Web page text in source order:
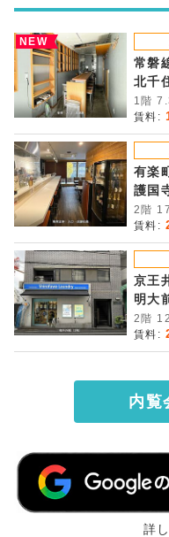
NEW
常磐
1
賃料:
有楽
2
賃料:
京王
2
賃料:
内覧
詳